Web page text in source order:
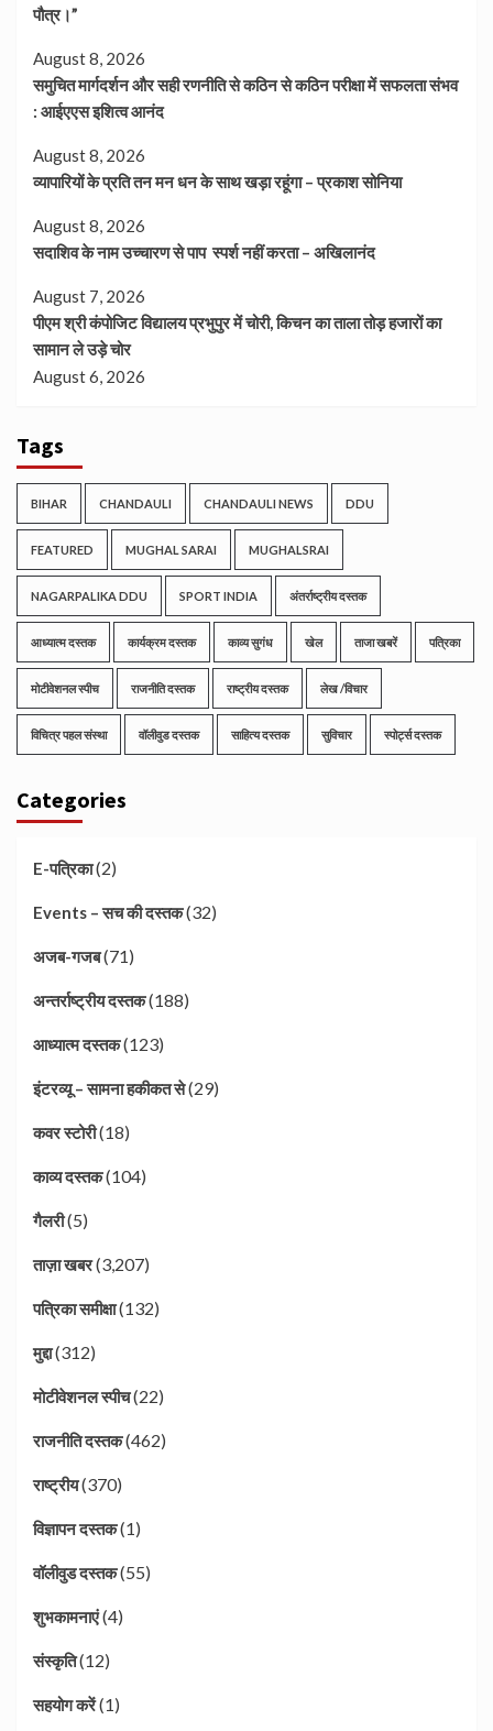
पौत्र।”
August 8, 2026
समुचित मार्गदर्शन और सही रणनीति से कठिन से कठिन परीक्षा में सफलता संभव
: आईएएस इशित्व आनंद
August 8, 2026
व्यापारियों के प्रति तन मन धन के साथ खड़ा रहूंगा – प्रकाश सोनिया
August 8, 2026
सदाशिव के नाम उच्चारण से पाप स्पर्श नहीं करता – अखिलानंद
August 7, 2026
पीएम श्री कंपोजिट विद्यालय प्रभुपुर में चोरी, किचन का ताला तोड़ हजारों का
सामान ले उड़े चोर
August 6, 2026
Tags
BIHAR CHANDAULI CHANDAULI NEWS DDU
FEATURED MUGHAL SARAI MUGHALSRAI
NAGARPALIKA DDU SPORT INDIA अंतर्राष्ट्रीय दस्तक
आध्यात्म दस्तक कार्यक्रम दस्तक काव्य सुगंध खेल ताजा खबरें पत्रिका
मोटीवेशनल स्पीच राजनीति दस्तक राष्ट्रीय दस्तक लेख /विचार
विचित्र पहल संस्था वॉलीवुड दस्तक साहित्य दस्तक सुविचार स्पोर्ट्स दस्तक
Categories
E-पत्रिका(2)
Events – सच की दस्तक(32)
अजब-गजब(71)
अन्तर्राष्ट्रीय दस्तक(188)
आध्यात्म दस्तक(123)
इंटरव्यू – सामना हकीकत से(29)
कवर स्टोरी(18)
काव्य दस्तक(104)
गैलरी(5)
ताज़ा खबर(3,207)
पत्रिका समीक्षा(132)
मुद्दा(312)
मोटीवेशनल स्पीच(22)
राजनीति दस्तक(462)
राष्ट्रीय(370)
विज्ञापन दस्तक(1)
वॉलीवुड दस्तक(55)
शुभकामनाएं(4)
संस्कृति(12)
सहयोग करें(1)